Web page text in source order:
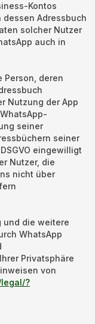
Kontos
Adressbuch
solcher Nutzer
auch in
Person, deren
Nutzung der App
seiner
seiner
eingewilligt
Nutzer, die
nicht über
und die weitere
WhatsApp
Privatsphäre
von
/?